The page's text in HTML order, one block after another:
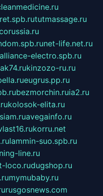
tutmassage.ru
net-life.net.ru
alliance-electro.spb.ru
kinzozo-ru.ru
eugrus.pp.ru
bezmorchin.ruia2.ru
kolosok-elita.ru
avegainfo.ru
korru.net
lammin-suo.spb.ru
line.ru
loco.rudugshop.ru
mymubaby.ru
rusgosnews.com